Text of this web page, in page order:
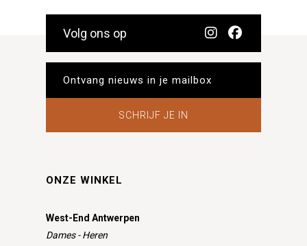
Volg ons op
SCHRIJF JE IN
ONZE WINKEL
West-End Antwerpen
Dames - Heren